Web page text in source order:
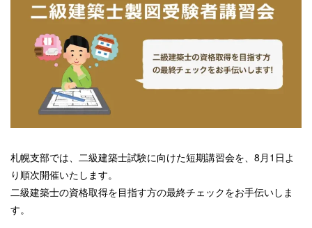
札幌支部では、二級建築士試験に向けた短期講習会を、8月1日よ
り順次開催いたします。
二級建築士の資格取得を目指す方の最終チェックをお手伝いしま
す。